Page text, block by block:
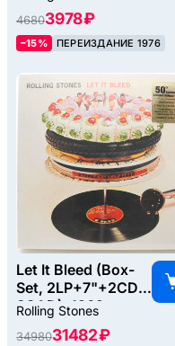
46803978 ₽
–15% ПЕРЕИЗДАНИЕ 1976
Let It Bleed (Box-
Set, 2LP+7"+2CD-
SCAD), 1969
Rolling Stones
3498031482 ₽